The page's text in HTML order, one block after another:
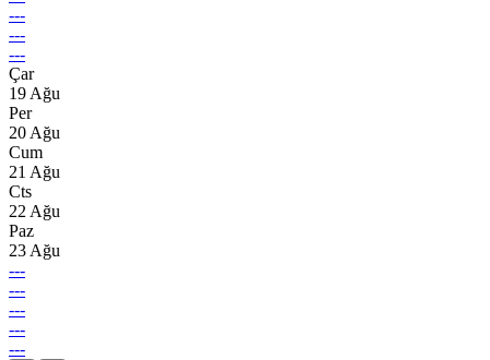
---
---
---
Çar
19 Ağu
Per
20 Ağu
Cum
21 Ağu
Cts
22 Ağu
Paz
23 Ağu
---
---
---
---
---